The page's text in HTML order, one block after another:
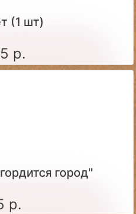
(1 шт)
р.
город"
р.